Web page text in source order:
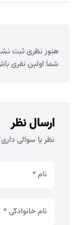
هنوز نظری ثبت
شما اولین نفری
ارسال نظر
نظر یا سوالی